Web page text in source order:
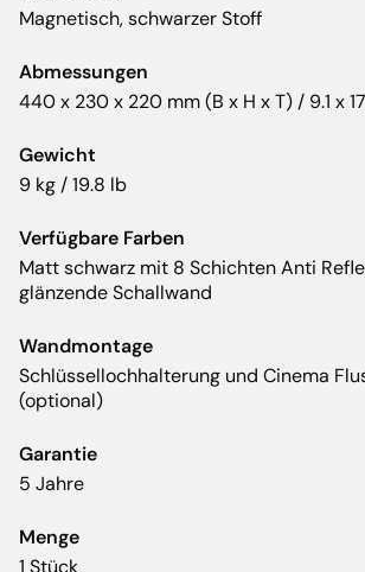
Magnetisch, schwarzer Stoff
Abmessungen
440 x 230 x 220 mm (B x H x T) / 9.1 x
Gewicht
9 kg / 19.8 lb
Verfügbare Farben
Matt schwarz mit 8 Schichten Anti
glänzende Schallwand
Wandmontage
Schlüssellochhalterung und Cinema
(optional)
Garantie
5 Jahre
Menge